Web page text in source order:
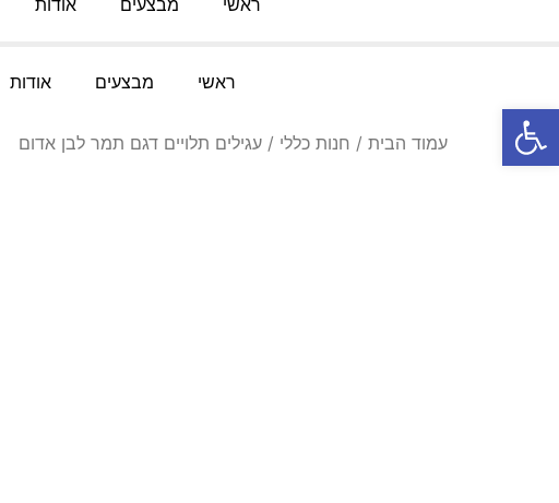
ראשי מבצעים אודות
ראשי מבצעים אודות
עמוד הבית / חנות כללי / עגילים תלויים דגם תמר לבן אדום
פתח סרגל נגישות